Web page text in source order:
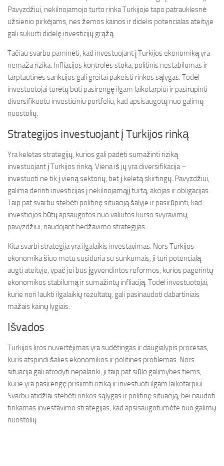
Pavyzdžiui, nekilnojamojo turto rinka Turkijoje tapo patrauklesnė
užsienio pirkėjams, nes žemos kainos ir didelis potencialas ateityje
gali sukurti didelę investicijų grąžą.
Tačiau svarbu paminėti, kad investuojant į Turkijos ekonomiką yra
nemaža rizika. Infliacijos kontrolės stoka, politinis nestabilumas ir
tarptautinės sankcijos gali greitai pakeisti rinkos sąlygas. Todėl
investuotojai turėtų būti pasirengę ilgam laikotarpiui ir pasirūpinti
diversifikuotu investiciniu portfeliu, kad apsisaugotų nuo galimų
nuostolių.
Strategijos investuojant į Turkijos rinką
Yra keletas strategijų, kurios gali padėti sumažinti riziką
investuojant į Turkijos rinką. Viena iš jų yra diversifikacija –
investuoti ne tik į vieną sektorių, bet į keletą skirtingų. Pavyzdžiui,
galima derinti investicijas į nekilnojamąjį turtą, akcijas ir obligacijas.
Taip pat svarbu stebėti politinę situaciją šalyje ir pasirūpinti, kad
investicijos būtų apsaugotos nuo valiutos kurso svyravimų,
pavyzdžiui, naudojant hedžavimo strategijas.
Kita svarbi strategija yra ilgalaikis investavimas. Nors Turkijos
ekonomika šiuo metu susiduria su sunkumais, ji turi potencialą
augti ateityje, ypač jei bus įgyvendintos reformos, kurios pagerintų
ekonomikos stabilumą ir sumažintų infliaciją. Todėl investuotojai,
kurie nori laukti ilgalaikių rezultatų, gali pasinaudoti dabartiniais
mažais kainų lygiais.
Išvados
Turkijos liros nuvertėjimas yra sudėtingas ir daugialypis procesas,
kuris atspindi šalies ekonomikos ir politines problemas. Nors
situacija gali atrodyti nepalanki, ji taip pat siūlo galimybes tiems,
kurie yra pasirengę prisiimti riziką ir investuoti ilgam laikotarpiui.
Svarbu atidžiai stebėti rinkos sąlygas ir politinę situaciją, bei naudoti
tinkamas investavimo strategijas, kad apsisaugotumėte nuo galimų
nuostolių.